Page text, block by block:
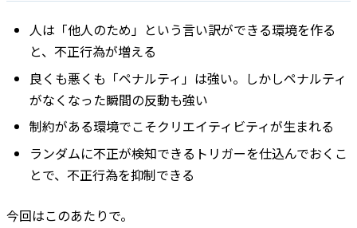
人は「他人のため」という言い訳ができる環境を作る
と、不正行為が増える
良くも悪くも「ペナルティ」は強い。しかしペナルティ
がなくなった瞬間の反動も強い
制約がある環境でこそクリエイティビティが生まれる
ランダムに不正が検知できるトリガーを仕込んでおくこ
とで、不正行為を抑制できる
今回はこのあたりで。